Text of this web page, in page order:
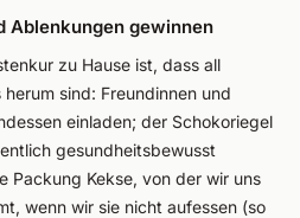
Ablenkungen gewinnen
zu Hause ist, dass all
sind: Freundinnen und
einladen; der Schokoriegel
gesundheitsbewusst
Packung Kekse, von der wir uns
wenn wir sie nicht aufessen (so